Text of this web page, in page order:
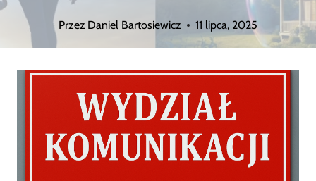
Przez Daniel Bartosiewicz 11 lipca, 2025